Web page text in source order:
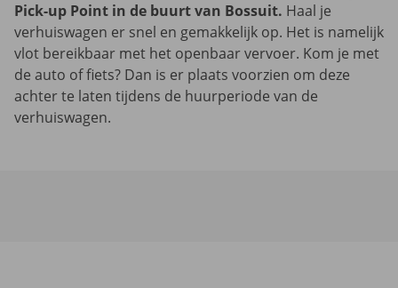
Pick-up Point in de buurt van Bossuit. Haal je
verhuiswagen er snel en gemakkelijk op. Het is namelijk
vlot bereikbaar met het openbaar vervoer. Kom je met
de auto of fiets? Dan is er plaats voorzien om deze
achter te laten tijdens de huurperiode van de
verhuiswagen.